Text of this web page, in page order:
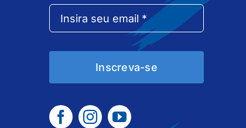
Inscreva-se